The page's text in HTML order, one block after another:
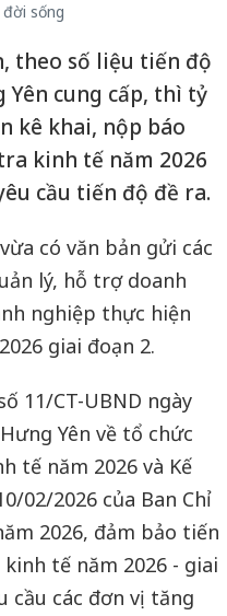
sống
theo số liệu tiến độ
Yên cung cấp, thì tỷ
kê khai, nộp báo
kinh tế năm 2026
cầu tiến độ đề ra.
có văn bản gửi các
lý, hỗ trợ doanh
nghiệp thực hiện
giai đoạn 2.
11/CT-UBND ngày
Yên về tổ chức
tế năm 2026 và Kế
02/2026 của Ban Chỉ
2026, đảm bảo tiến
tế năm 2026 - giai
cầu các đơn vị tăng